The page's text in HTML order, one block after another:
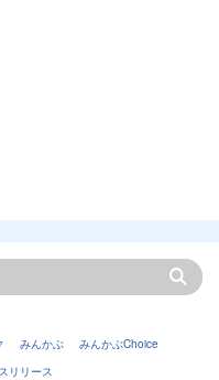
みんかぶ
みんかぶChoice
リリース